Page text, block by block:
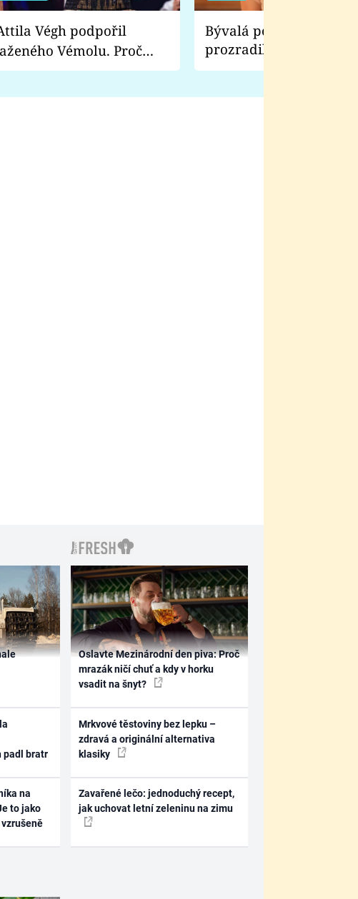
Vémolu. Proč
raději zápasit s ním než
Bývalá pornoherečka
prozradila, co ji
natáčení Euforie.
padl bratr
na
to jako
Oslavte Mezinárodní den piva: Proč
mrazák ničí chuť a kdy v horku
vsadit na šnyt?
Mrkvové těstoviny bez lepku –
zdravá a originální alternativa
klasiky
Zavařené lečo: jednoduchý recept,
jak uchovat letní zeleninu na zimu